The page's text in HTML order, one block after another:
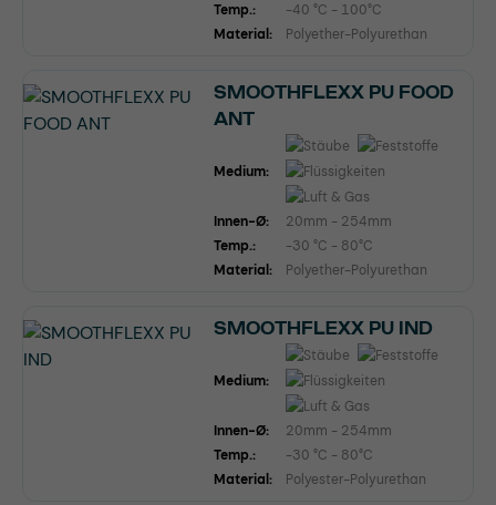
Temp.:
-40 °C - 100°C
Material:
Polyether-Polyurethan
SMOOTHFLEXX PU FOOD
ANT
Medium:
Innen-Ø:
20mm - 254mm
Temp.:
-30 °C - 80°C
Material:
Polyether-Polyurethan
SMOOTHFLEXX PU IND
Medium:
Innen-Ø:
20mm - 254mm
Temp.:
-30 °C - 80°C
Material:
Polyester-Polyurethan